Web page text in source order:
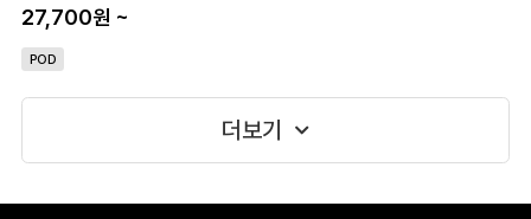
27,700원 ~
POD
더보기